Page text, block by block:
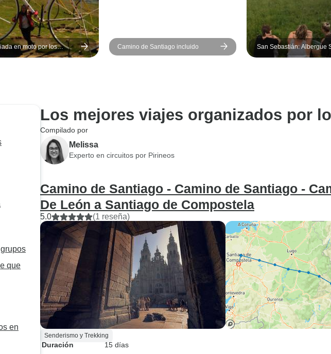
en moto por los
Camino de Santiago incluido
San Sebastián: Albergue
Fiesta, 11 días
que
en
Los mejores viajes organizados por
Compilado por
Melissa
Experto en circuitos por Pirineos
Camino de Santiago - Camino de Santiago -
De León a Santiago de Compostela
5.0 (1 reseña)
Senderismo y Trekking
Duración
15 días